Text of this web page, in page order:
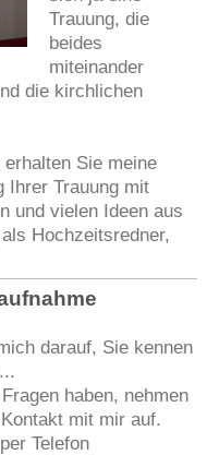
Trauung, die
beides
miteinander
die kirchlichen
Sie meine
Ihrer Trauung mit
und vielen Ideen aus
Hochzeitsredner,
darauf, Sie kennen
haben, nehmen
mit mir auf.
Telefon